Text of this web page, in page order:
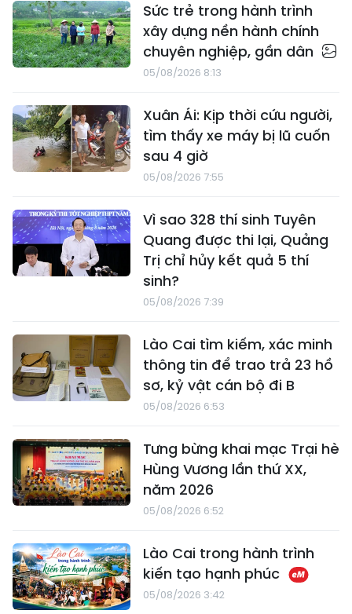
Sức trẻ trong hành trình
xây dựng nền hành chính
chuyên nghiệp, gần dân
05/08/2026 8:13
Xuân Ái: Kịp thời cứu người,
tìm thấy xe máy bị lũ cuốn
sau 4 giờ
05/08/2026 7:55
Vì sao 328 thí sinh Tuyên
Quang được thi lại, Quảng
Trị chỉ hủy kết quả 5 thí
sinh?
05/08/2026 7:39
Lào Cai tìm kiếm, xác minh
thông tin để trao trả 23 hồ
sơ, kỷ vật cán bộ đi B
05/08/2026 6:53
Tưng bừng khai mạc Trại hè
Hùng Vương lần thứ XX,
năm 2026
05/08/2026 6:52
Lào Cai trong hành trình
kiến tạo hạnh phúc
05/08/2026 3:42